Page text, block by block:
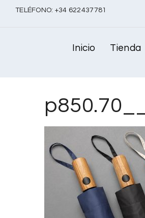
TELÉFONO: +34 622437781
Inicio Tienda